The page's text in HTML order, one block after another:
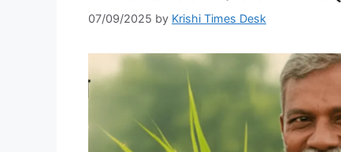
07/09/2025 by Krishi Times Desk